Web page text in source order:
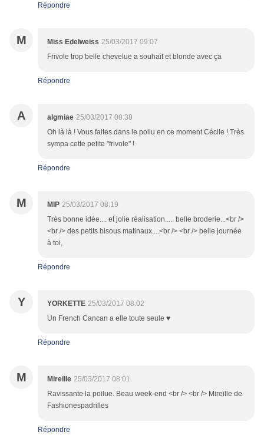
Répondre
M Miss Edelweiss 25/03/2017 09:07
Frivole trop belle chevelue a souhait et blonde avec ça
Répondre
A algmiae 25/03/2017 08:38
Oh là là ! Vous faites dans le poilu en ce moment Cécile ! Très
sympa cette petite "frivole" !
Répondre
M MIP 25/03/2017 08:19
Très bonne idée.... et jolie réalisation..... belle broderie...<br />
<br /> des petits bisous matinaux....<br /> <br /> belle journée
à toi,
Répondre
Y YORKETTE 25/03/2017 08:02
Un French Cancan a elle toute seule ♥
Répondre
M Mireille 25/03/2017 08:01
Ravissante la poilue. Beau week-end <br /> <br /> Mireille de
Fashionespadrilles
Répondre